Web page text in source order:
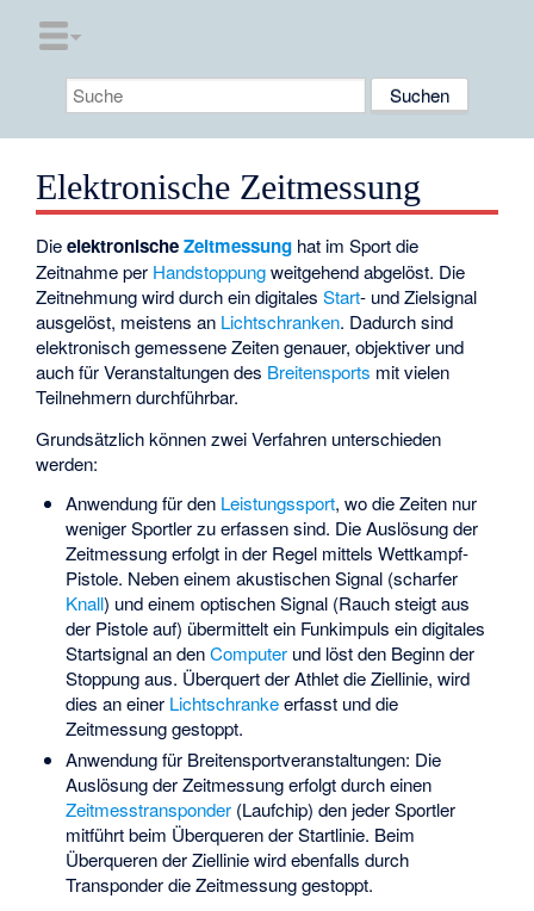
Elektronische Zeitmessung
DieelektronischeZeitmessung hat im Sport die
Zeitnahme per Handstoppungweitgehend abgelöst. Die
Zeitnehmung wird durch ein digitalesStart- und Zielsignal
ausgelöst, meistens an Lichtschranken. Dadurch sind
elektronisch gemessene Zeiten genauer, objektiver und
auch für Veranstaltungen des Breitensports mit vielen
Teilnehmern durchführbar.
Grundsätzlich können zwei Verfahren unterschieden
werden:
Anwendung für den Leistungssport, wo die Zeiten nur
weniger Sportler zu erfassen sind. Die Auslösung der
Zeitmessung erfolgt in der Regel mittels Wettkampf-
Pistole. Neben einem akustischen Signal (scharfer
Knall) und einem optischen Signal (Rauch steigt aus
der Pistole auf) übermittelt ein Funkimpuls ein digitales
Startsignal an denComputerund löst den Beginn der
Stoppung aus. Überquert der Athlet die Ziellinie, wird
dies an einer Lichtschrankeerfasst und die
Zeitmessung gestoppt.
Anwendung für Breitensportveranstaltungen: Die
Auslösung der Zeitmessung erfolgt durch einen
Zeitmesstransponder(Laufchip) den jeder Sportler
mitführt beim Überqueren der Startlinie. Beim
Überqueren der Ziellinie wird ebenfalls durch
Transponder die Zeitmessung gestoppt.